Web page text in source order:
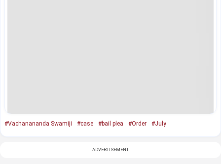
#Vachanananda Swamiji #case #bail plea #Order #July
ADVERTISEMENT